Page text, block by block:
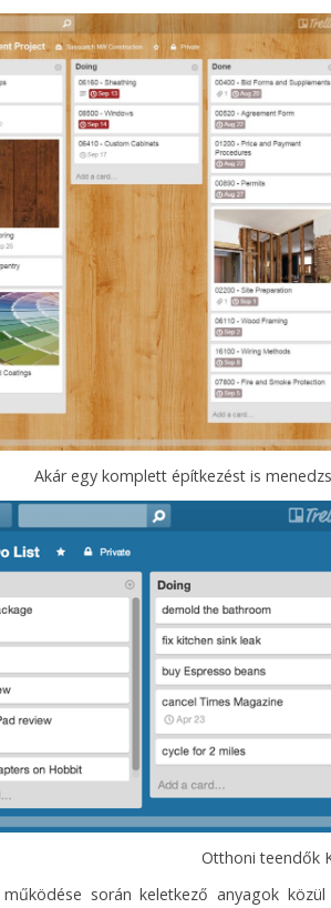
Akár egy komplett építkezést is
Otthoni teendők
során keletkező anyagok közül